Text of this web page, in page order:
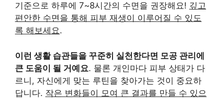
기준으로 하루에 7~8시간의 수면을 권장해요! 깊고
편안한 수면을 통해 피부 재생이 이루어질 수 있도
록 해보세요.
이런 생활 습관들을 꾸준히 실천한다면 모공 관리에
큰 도움이 될 거예요. 물론 개인마다 피부 상태가 다
르니, 자신에게 맞는 루틴을 찾아가는 것이 중요하
답니다. 작은 변화들이 모여 큰 결과를 만들 수 있으